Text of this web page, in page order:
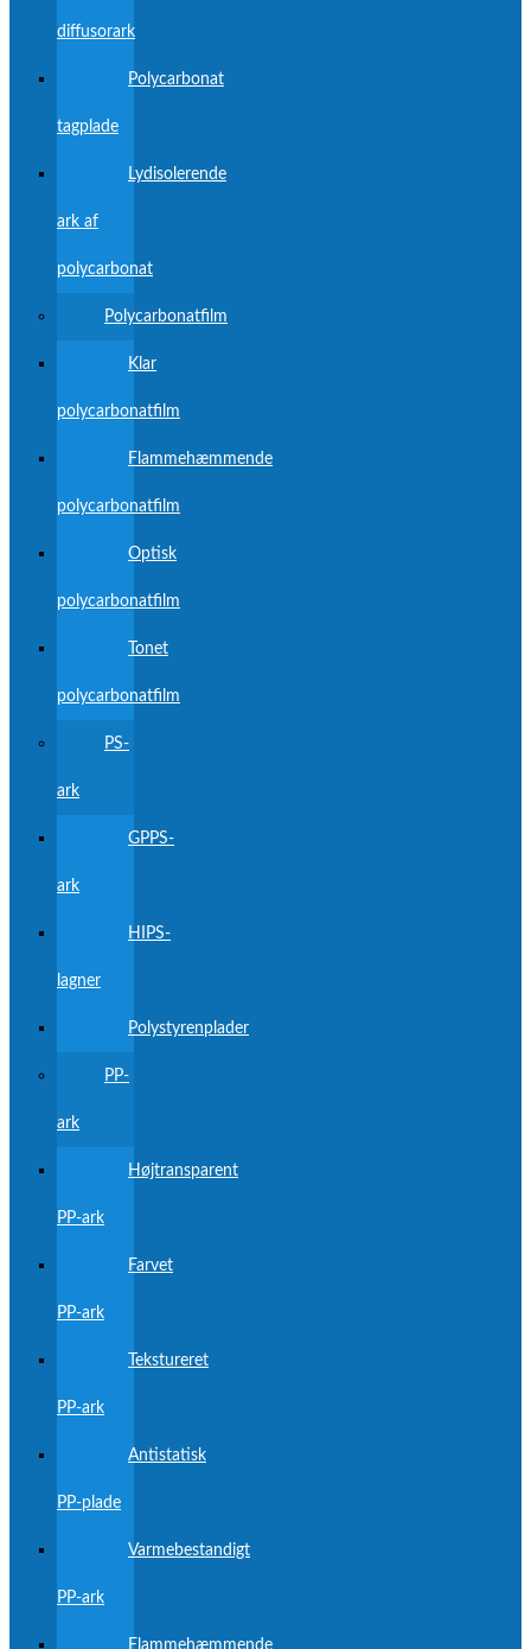
diffusorark
Polycarbonat
tagplade
Lydisolerende
ark af
polycarbonat
Polycarbonatfilm
Klar
polycarbonatfilm
Flammehæmmende
polycarbonatfilm
Optisk
polycarbonatfilm
Tonet
polycarbonatfilm
PS-
ark
GPPS-
ark
HIPS-
lagner
Polystyrenplader
PP-
ark
Højtransparent
PP-ark
Farvet
PP-ark
Tekstureret
PP-ark
Antistatisk
PP-plade
Varmebestandigt
PP-ark
Flammehæmmende